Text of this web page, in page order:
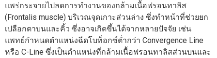
แพร่กระจายไปลดการทำงานของกล้ามเนื้อฟรอนทาลิส
(Frontalis muscle) บริเวณจุดเกาะส่วนล่าง ซึ่งทำหน้าที่ช่วยยก
เปลือกตาบนและคิ้ว ซึ่งอาจเกิดขึ้นได้จากหลายปัจจัย เช่น
แพทย์กำหนดตำแหน่งฉีดโบท็อกซ์ต่ำกว่า Convergence Line
หรือ C-Line ซึ่งเป็นตำแหน่งที่กล้ามเนื้อฟรอนทาลิสส่วนบนและ